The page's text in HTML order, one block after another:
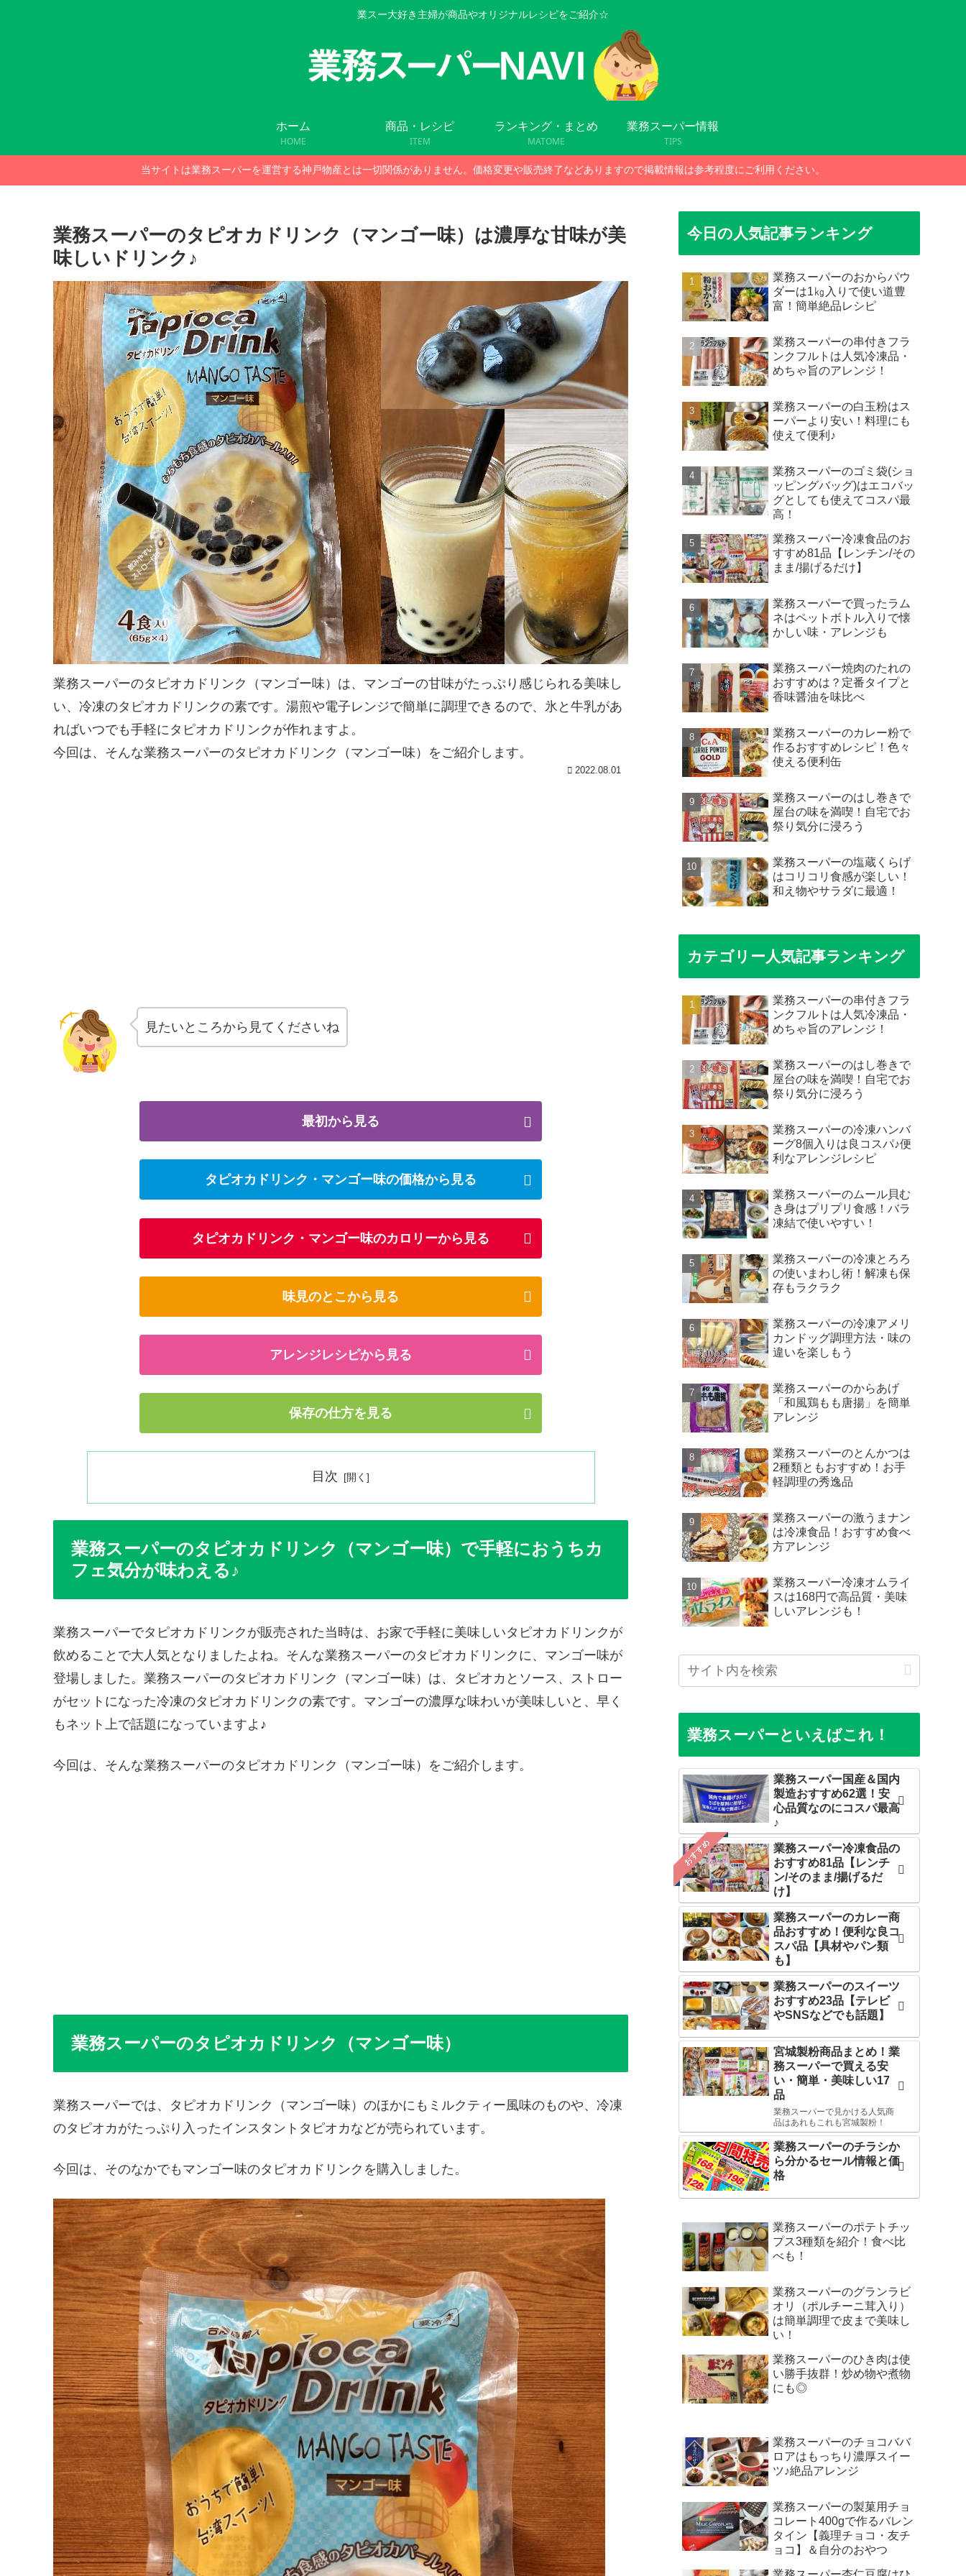
業スー大好き主婦が商品やオリジナルレシピをご紹介☆
ホーム
HOME
商品・レシピ
ITEM
ランキング・まとめ
MATOME
業務スーパー情報
TIPS
当サイトは業務スーパーを運営する神戸物産とは一切関係がありません。価格変更や販売終了などありますので掲載情報は参考程度にご利用ください。
業務スーパーのタピオカドリンク（マンゴー味）は濃厚な甘味が美
味しいドリンク♪
業務スーパーのタピオカドリンク（マンゴー味）は、マンゴーの甘味がたっぷり感じられる美味し
い、冷凍のタピオカドリンクの素です。湯煎や電子レンジで簡単に調理できるので、氷と牛乳があ
ればいつでも手軽にタピオカドリンクが作れますよ。
今回は、そんな業務スーパーのタピオカドリンク（マンゴー味）をご紹介します。
2022.08.01
見たいところから見てくださいね
最初から見る
タピオカドリンク・マンゴー味の価格から見る
タピオカドリンク・マンゴー味のカロリーから見る
味見のとこから見る
アレンジレシピから見る
保存の仕方を見る
目次
業務スーパーのタピオカドリンク（マンゴー味）で手軽におうちカ
フェ気分が味わえる♪
業務スーパーでタピオカドリンクが販売された当時は、お家で手軽に美味しいタピオカドリンクが
飲めることで大人気となりましたよね。そんな業務スーパーのタピオカドリンクに、マンゴー味が
登場しました。業務スーパーのタピオカドリンク（マンゴー味）は、タピオカとソース、ストロー
がセットになった冷凍のタピオカドリンクの素です。マンゴーの濃厚な味わいが美味しいと、早く
もネット上で話題になっていますよ♪
今回は、そんな業務スーパーのタピオカドリンク（マンゴー味）をご紹介します。
業務スーパーのタピオカドリンク（マンゴー味）
業務スーパーでは、タピオカドリンク（マンゴー味）のほかにもミルクティー風味のものや、冷凍
のタピオカがたっぷり入ったインスタントタピオカなどが売られています。
今回は、そのなかでもマンゴー味のタピオカドリンクを購入しました。
今日の人気記事ランキング
業務スーパーのおからパウ
ダーは1㎏入りで使い道豊
富！簡単絶品レシピ
業務スーパーの串付きフラ
ンクフルトは人気冷凍品・
めちゃ旨のアレンジ！
業務スーパーの白玉粉はス
ーパーより安い！料理にも
使えて便利♪
業務スーパーのゴミ袋(ショ
ッピングバッグ)はエコバッ
グとしても使えてコスパ最
高！
業務スーパー冷凍食品のお
すすめ81品【レンチン/その
まま/揚げるだけ】
業務スーパーで買ったラム
ネはペットボトル入りで懐
かしい味・アレンジも
業務スーパー焼肉のたれの
おすすめは？定番タイプと
香味醤油を味比べ
業務スーパーのカレー粉で
作るおすすめレシピ！色々
使える便利缶
業務スーパーのはし巻きで
屋台の味を満喫！自宅でお
祭り気分に浸ろう
業務スーパーの塩蔵くらげ
はコリコリ食感が楽しい！
和え物やサラダに最適！
カテゴリー人気記事ランキング
業務スーパーの串付きフラ
ンクフルトは人気冷凍品・
めちゃ旨のアレンジ！
業務スーパーのはし巻きで
屋台の味を満喫！自宅でお
祭り気分に浸ろう
業務スーパーの冷凍ハンバ
ーグ8個入りは良コスパ♪便
利なアレンジレシピ
業務スーパーのムール貝む
き身はプリプリ食感！バラ
凍結で使いやすい！
業務スーパーの冷凍とろろ
の使いまわし術！解凍も保
存もラクラク
業務スーパーの冷凍アメリ
カンドッグ調理方法・味の
違いを楽しもう
業務スーパーのからあげ
「和風鶏もも唐揚」を簡単
アレンジ
業務スーパーのとんかつは
2種類ともおすすめ！お手
軽調理の秀逸品
業務スーパーの激うまナン
は冷凍食品！おすすめ食べ
方アレンジ
業務スーパー冷凍オムライ
スは168円で高品質・美味
しいアレンジも！
業務スーパーといえばこれ！
業務スーパー国産＆国内
製造おすすめ62選！安
心品質なのにコスパ最高
♪
おすすめ
業務スーパー冷凍食品の
おすすめ81品【レンチ
ン/そのまま/揚げるだ
け】
業務スーパーのカレー商
品おすすめ！便利な良コ
スパ品【具材やパン類
も】
業務スーパーのスイーツ
おすすめ23品【テレビ
やSNSなどでも話題】
宮城製粉商品まとめ！業
務スーパーで買える安
い・簡単・美味しい17
品
業務スーパーで見かける人気商
品はあれもこれも宮城製粉！
業務スーパーのチラシか
ら分かるセール情報と価
格
業務スーパーのポテトチッ
プス3種類を紹介！食べ比
べも！
業務スーパーのグランラビ
オリ（ポルチーニ茸入り）
は簡単調理で皮まで美味し
い！
業務スーパーのひき肉は使
い勝手抜群！炒め物や煮物
にも◎
業務スーパーのチョコババ
ロアはもっちり濃厚スイー
ツ♪絶品アレンジ
業務スーパーの製菓用チョ
コレート400gで作るバレン
タイン【義理チョコ・友チ
ョコ】＆自分のおやつ